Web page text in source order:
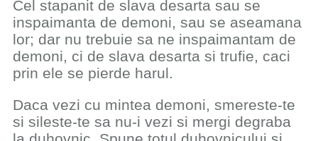
Cel stapanit de slava desarta sau se
inspaimanta de demoni, sau se aseamana
lor; dar nu trebuie sa ne inspaimantam de
demoni, ci de slava desarta si trufie, caci
prin ele se pierde harul.
Daca vezi cu mintea demoni, smereste-te
si sileste-te sa nu-i vezi si mergi degraba